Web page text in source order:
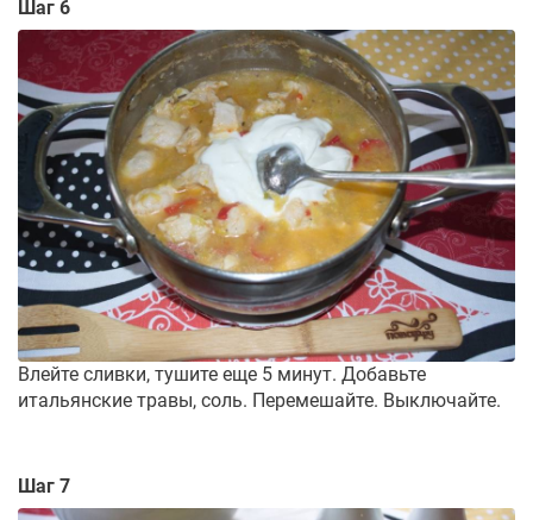
Шаг 6
Влейте сливки, тушите еще 5 минут. Добавьте
итальянские травы, соль. Перемешайте. Выключайте.
Шаг 7